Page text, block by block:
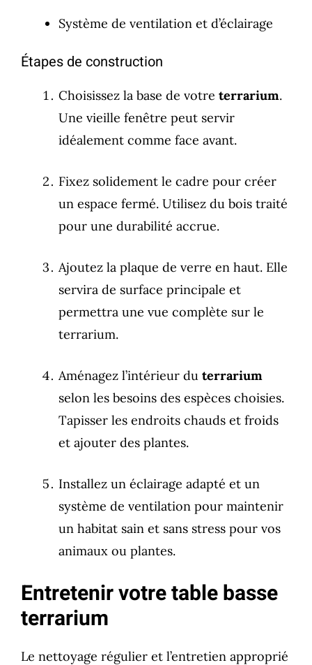
Système de ventilation et d’éclairage
Étapes de construction
Choisissez la base de votre terrarium.
Une vieille fenêtre peut servir
idéalement comme face avant.
Fixez solidement le cadre pour créer
un espace fermé. Utilisez du bois traité
pour une durabilité accrue.
Ajoutez la plaque de verre en haut. Elle
servira de surface principale et
permettra une vue complète sur le
terrarium.
Aménagez l’intérieur du terrarium
selon les besoins des espèces choisies.
Tapisser les endroits chauds et froids
et ajouter des plantes.
Installez un éclairage adapté et un
système de ventilation pour maintenir
un habitat sain et sans stress pour vos
animaux ou plantes.
Entretenir votre table basse
terrarium
Le nettoyage régulier et l’entretien approprié